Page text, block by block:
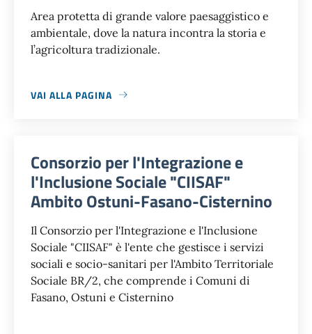
Area protetta di grande valore paesaggistico e
ambientale, dove la natura incontra la storia e
l’agricoltura tradizionale.
VAI ALLA PAGINA
Consorzio per l'Integrazione e
l'Inclusione Sociale "CIISAF"
Ambito Ostuni-Fasano-Cisternino
Il Consorzio per l'Integrazione e l'Inclusione
Sociale "CIISAF" è l'ente che gestisce i servizi
sociali e socio-sanitari per l'Ambito Territoriale
Sociale BR/2, che comprende i Comuni di
Fasano, Ostuni e Cisternino